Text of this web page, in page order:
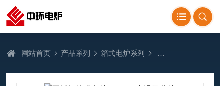
网站首页 产品系列 箱式电炉系列